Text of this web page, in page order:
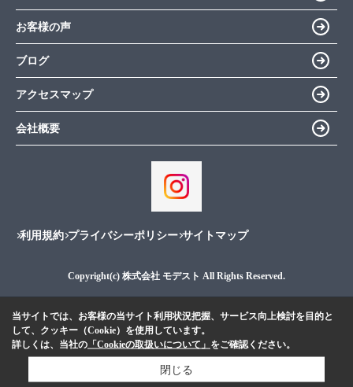
お客様の声
ブログ
アクセスマップ
会社概要
利用規約 プライバシーポリシー サイトマップ
Copyright(c) 株式会社 モデスト All Rights Reserved.
当サイトでは、お客様の当サイト利用状況把握、サービス向上検討を目的と
して、クッキー（Cookie）を使用しています。
詳しくは、当社の 「Cookieの取扱いについて」 をご確認ください。
閉じる